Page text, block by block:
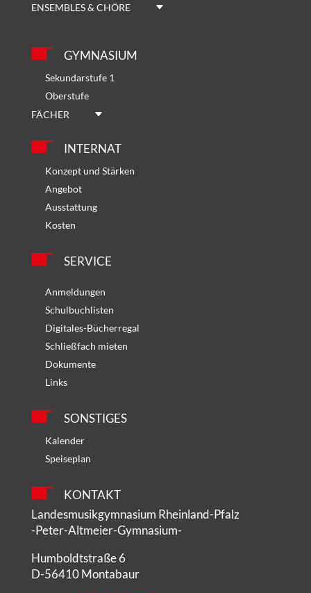
ENSEMBLES & CHÖRE
GYMNASIUM
Sekundarstufe 1
Oberstufe
FÄCHER
INTERNAT
Konzept und Stärken
Angebot
Ausstattung
Kosten
SERVICE
Anmeldungen
Schulbuchlisten
Digitales-Bücherregal
Schließfach mieten
Dokumente
Links
SONSTIGES
Kalender
Speiseplan
KONTAKT
Landesmusikgymnasium Rheinland-Pfalz
-Peter-Altmeier-Gymnasium-
Humboldtstraße 6
D-56410 Montabaur